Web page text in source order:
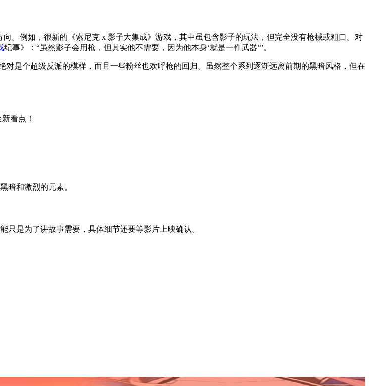
。例如，很新的《索尼克 x 影子大集成》游戏，其中虽包含影子的玩法，但完全没有枪械或粗口。对
纪事》：“虽然影子会用枪，但其实他不需要，因为他本身‘就是一件武器’”。
是个超级反派的模样，而且一些粉丝也欢呼枪的回归。虽然整个系列逐渐远离前期的黑暗风格，但在
看点！
暗和激烈的元素。
只是为了讲故事需要，具体细节还要等影片上映确认。